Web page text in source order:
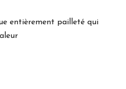
entièrement pailleté qui